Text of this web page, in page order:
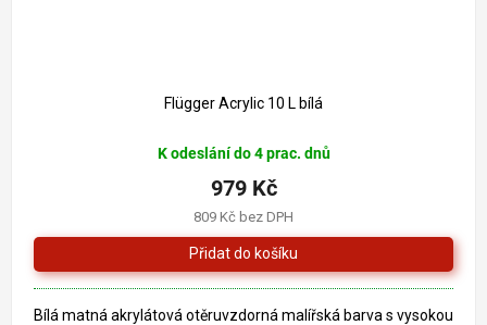
Flügger Acrylic 10 L bílá
K odeslání do 4 prac. dnů
809 Kč bez DPH
979 Kč
Bílá matná akrylátová otěruvzdorná malířská barva s vysokou